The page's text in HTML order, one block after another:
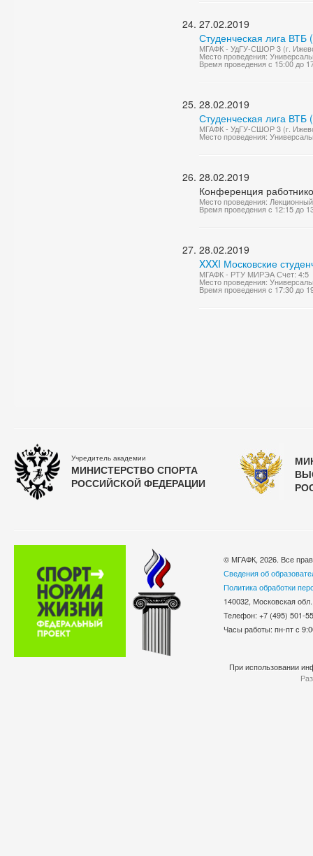
27.02.2019
Студенческая лига ВТБ
МГАФК - УдГУ-СШОР 3 (г.
Место проведения:
Время проведения с 15:00 до
28.02.2019
Студенческая лига ВТБ
МГАФК - УдГУ-СШОР 3 (г.
Место проведения:
28.02.2019
Конференция
Место проведения:
Время проведения с 12:15 до
28.02.2019
XXXI Московские
МГАФК - РТУ МИРЭА Счет: 4:5
Место проведения:
Время проведения с 17:30 до
Учредитель академии
МИНИСТЕРСТВО СПОРТА
РОССИЙСКОЙ ФЕДЕРАЦИИ
© МГАФК, 2026. Все
Сведения об
Политика обработки
140032, Московская
Телефон: +7 (495)
Часы работы: пн-пт с
При использовании